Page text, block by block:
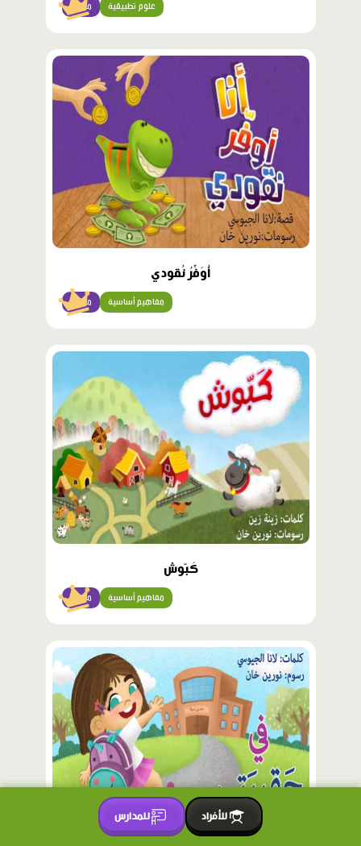
مبتدئ علوم تطبيقية
محتوى
أُوَفِّرُ نُقودي
مبتدئ مفاهيم أساسية
محتوى
مميّز
كَبّوش
مبتدئ مفاهيم أساسية
محتوى
مميّز
للأفراد للمدارس